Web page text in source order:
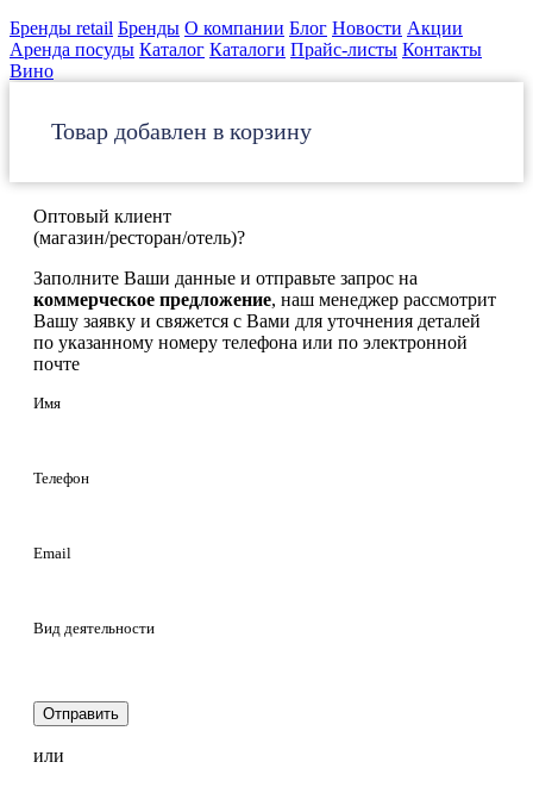
Бренды retail Бренды О компании Блог Новости Акции
Аренда посуды Каталог Каталоги Прайс-листы Контакты
Вино
Товар добавлен в корзину
Оптовый клиент
(магазин/ресторан/отель)?
Заполните Ваши данные и отправьте запрос на
коммерческое предложение, наш менеджер рассмотрит
Вашу заявку и свяжется с Вами для уточнения деталей
по указанному номеру телефона или по электронной
почте
Имя
Телефон
Email
Вид деятельности
Отправить
или